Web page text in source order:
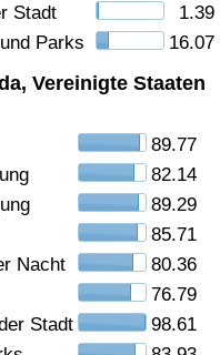
Stadt
1.39
Parks
16.07
Vereinigte Staaten
89.77
82.14
89.29
85.71
Nacht
80.36
76.79
Stadt
98.61
nach Land
Land